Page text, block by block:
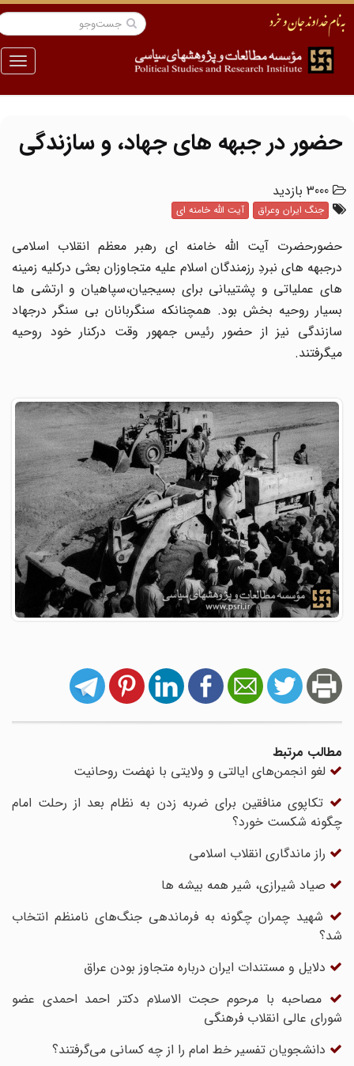
منو
حضور در جبهه های جهاد، و سازندگی
3000 بازدید
جنگ ایران وعراق آیت الله خامنه ای
حضورحضرت آیت الله خامنه ای رهبر معظم انقلاب اسلامی
درجبهه های نبردِ رزمندگان اسلام علیه متجاوزان بعثی درکلیه زمینه
های عملیاتی و پشتیبانی برای بسیجیان،سپاهیان و ارتشی ها
بسیار روحیه بخش بود. همچنانکه سنگربانان بی سنگر درجهاد
سازندگی نیز از حضور رئیس جمهور وقت درکنار خود روحیه
میگرفتند.
مطالب مرتبط
لغو انجمن‌های ایالتی و ولایتی با نهضت روحانیت
تکاپوی منافقین برای ضربه زدن به نظام بعد از رحلت امام
چگونه شکست خورد؟
راز ماندگاری انقلاب اسلامی
صیاد شیرازی، شیر همه بیشه ها
شهید چمران چگونه به فرماندهی جنگ‌های نامنظم انتخاب
شد؟
دلایل و مستندات ایران درباره متجاوز بودن عراق
مصاحبه با مرحوم حجت الاسلام دکتر احمد احمدی عضو
شورای عالی انقلاب فرهنگی
دانشجویان تفسیر خط امام را از چه کسانی می‌گرفتند؟